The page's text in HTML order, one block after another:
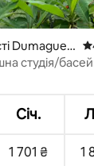
Dumaguet
студія/
Січ.
1 701 ₴ 1